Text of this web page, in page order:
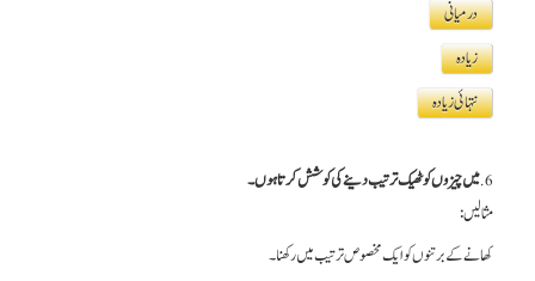
درمیانی
زیادہ
نتہائی زیادہ
6.میں چیزوں کو ٹھیک ترتیب دینے کی کوشش کرتا ہوں۔
مثالیں:
کھانے کے برتنوں کو ایک مخصوص ترتیب میں رکھنا۔